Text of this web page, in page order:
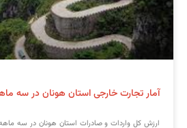
آمار تجارت خارجی استان هونان در سه ماهه